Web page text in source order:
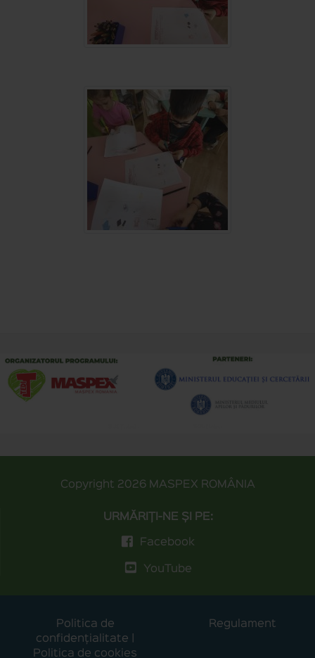
Copyright 2026 MASPEX ROMÂNIA
URMĂRIȚI-NE ȘI PE:
Facebook
YouTube
Politica de
confidențialitate |
Politica de cookies
Regulament